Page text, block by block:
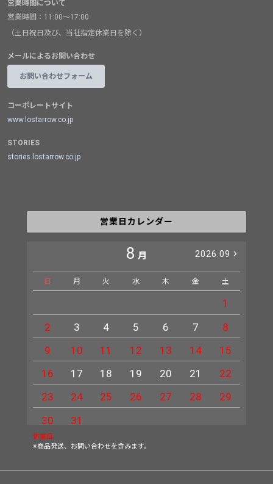
営業時間について
営業時間：11:00～17:00
（土日祝日及び、当社指定休業日を除く）
メールによるお問い合わせ
お問い合わせフォーム
コーポレートサイト
www.lostarrow.co.jp
STORIES
stories.lostarrow.co.jp
営業日カレンダー
8 月 2026.09
日 月 火 水 木 金 土
1
2
3 4 5 6 7
8
9
10 11 12 13 14
15
16
17 18 19 20 21
22
23
24 25 26 27 28
29
30
31
休業日
※商品発送、お問い合わせを含みます。